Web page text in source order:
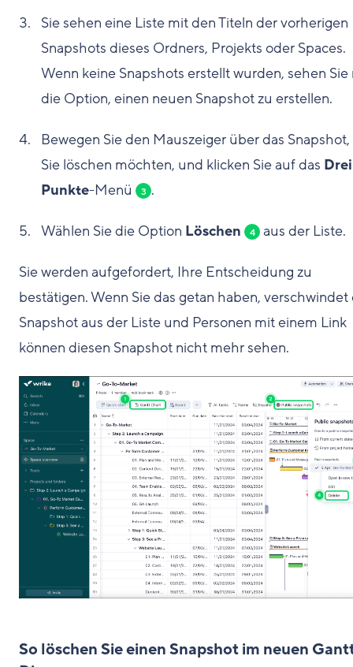
Sie sehen eine Liste mit den Titeln der vorherigen
Snapshots dieses Ordners, Projekts oder Spaces.
Wenn keine Snapshots erstellt wurden, sehen Sie
die Option, einen neuen Snapshot zu erstellen.
Bewegen Sie den Mauszeiger über das Snapshot,
Sie löschen möchten, und klicken Sie auf das
Punkte-Menü 3 .
Wählen Sie die Option Löschen 4 aus der Liste.
Sie werden aufgefordert, Ihre Entscheidung zu
bestätigen. Wenn Sie das getan haben, verschwindet
Snapshot aus der Liste und Personen mit einem Link
können diesen Snapshot nicht mehr sehen.
So löschen Sie einen Snapshot im neuen